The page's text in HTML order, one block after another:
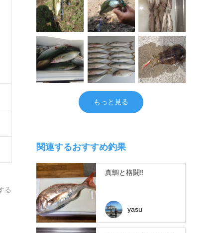
る
もっと見る
関連するおすすめ釣果
真鯛と格闘‼
yasu